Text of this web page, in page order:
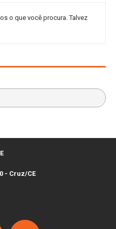
o que você procura. Talvez
- Cruz/CE